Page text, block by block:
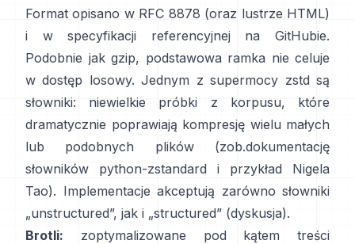
Format opisano w RFC 8878 (oraz lustrze HTML)
i w specyfikacji referencyjnej
na GitHubie.
Podobnie jak gzip, podstawowa ramka nie celuje
w dostęp losowy. Jednym z supermocy zstd są
słowniki: niewielkie próbki z korpusu, które
dramatycznie poprawiają kompresję wielu małych
lub podobnych plików (zob.dokumentację
słowników python-zstandard
i
przykład Nigela
Tao). Implementacje akceptują zarówno słowniki
„unstructured”, jak i „structured” (dyskusja).
Brotli: zoptymalizowane pod kątem treści